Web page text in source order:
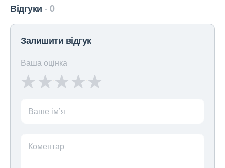
Відгуки 0
Залишити відгук
Ваша оцінка
Ваше ім’я
Коментар